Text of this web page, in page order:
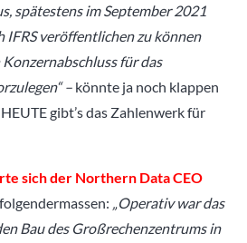
spätestens im September 2021
IFRS veröffentlichen zu können
für das
– könnte ja noch klappen
gibt’s das Zahlenwerk für
sich der Northern Data CEO
folgendermassen: „Operativ war das
Bau des Großrechenzentrums in